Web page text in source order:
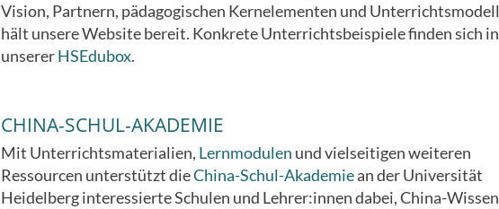
Vision, Partnern, pädagogischen Kernelementen und Unterrichtsmodell
hält unsere Website bereit. Konkrete Unterrichtsbeispiele finden sich in
unsererHSEdubox.
CHINA-SCHUL-AKADEMIE
Mit Unterrichtsmaterialien, Lernmodulen und vielseitigen weiteren
Ressourcen unterstützt dieChina-Schul-Akademiean der Universität
Heidelberg interessierte Schulen und Lehrer:innen dabei, China-Wissen